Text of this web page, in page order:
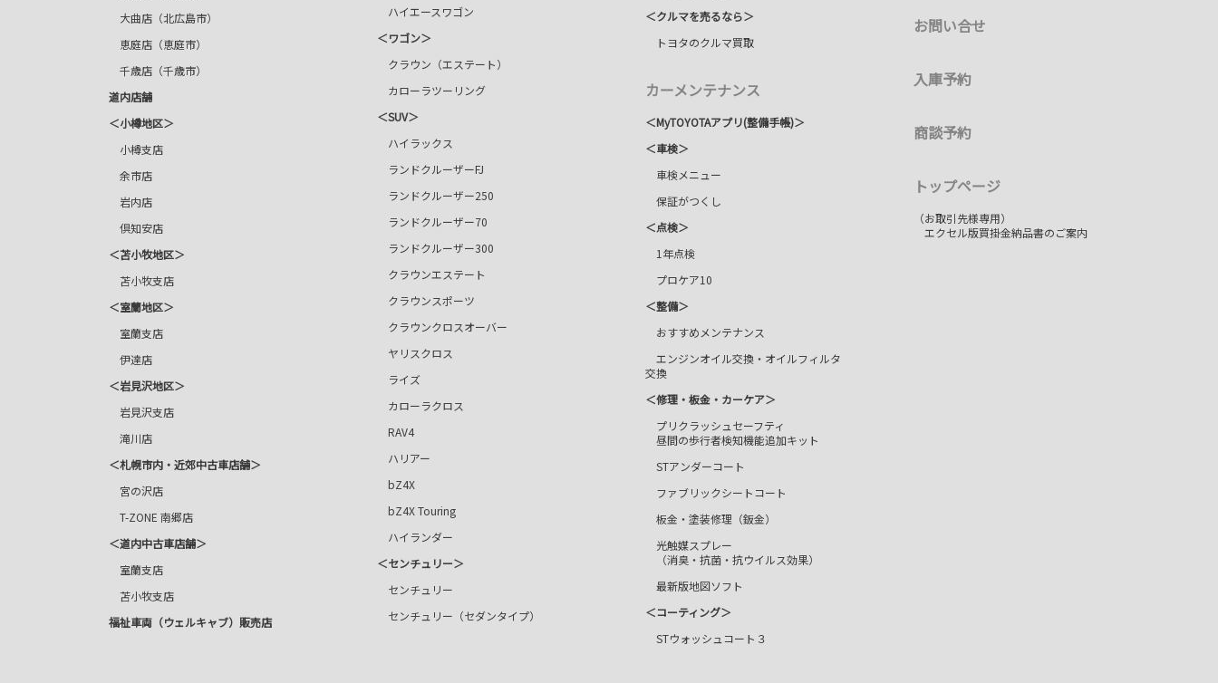
大曲店（北広島市）
恵庭店（恵庭市）
千歳店（千歳市）
道内店舗
＜小樽地区＞
小樽支店
余市店
岩内店
倶知安店
＜苫小牧地区＞
苫小牧支店
＜室蘭地区＞
室蘭支店
伊達店
＜岩見沢地区＞
岩見沢支店
滝川店
＜札幌市内・近郊中古車店舗＞
宮の沢店
T-ZONE 南郷店
＜道内中古車店舗＞
室蘭支店
苫小牧支店
福祉車両（ウェルキャブ）販売店
ハイエースワゴン
＜ワゴン＞
クラウン（エステート）
カローラツーリング
＜SUV＞
ハイラックス
ランドクルーザーFJ
ランドクルーザー250
ランドクルーザー70
ランドクルーザー300
クラウンエステート
クラウンスポーツ
クラウンクロスオーバー
ヤリスクロス
ライズ
カローラクロス
RAV4
ハリアー
bZ4X
bZ4X Touring
ハイランダー
＜センチュリー＞
センチュリー
センチュリー（セダンタイプ）
＜クルマを売るなら＞
トヨタのクルマ買取
カーメンテナンス
＜MyTOYOTAアプリ(整備手帳)＞
＜車検＞
車検メニュー
保証がつくし
＜点検＞
1年点検
プロケア10
＜整備＞
おすすめメンテナンス
エンジンオイル交換・オイルフィルタ
交換
＜修理・板金・カーケア＞
プリクラッシュセーフティ
昼間の歩行者検知機能追加キット
STアンダーコート
ファブリックシートコート
板金・塗装修理（鈑金）
光触媒スプレー
（消臭・抗菌・抗ウイルス効果）
最新版地図ソフト
＜コーティング＞
STウォッシュコート３
お問い合せ
入庫予約
商談予約
トップページ
（お取引先様専用）
エクセル版買掛金納品書のご案内